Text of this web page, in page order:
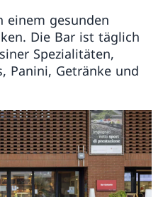
einem gesunden
Die Bar ist täglich
Spezialitäten,
Panini, Getränke und